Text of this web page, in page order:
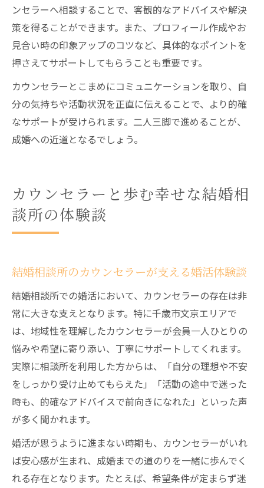
ンセラーへ相談することで、客観的なアドバイスや解決
策を得ることができます。また、プロフィール作成やお
見合い時の印象アップのコツなど、具体的なポイントを
押さえてサポートしてもらうことも重要です。
カウンセラーとこまめにコミュニケーションを取り、自
分の気持ちや活動状況を正直に伝えることで、より的確
なサポートが受けられます。二人三脚で進めることが、
成婚への近道となるでしょう。
カウンセラーと歩む幸せな結婚相
談所の体験談
結婚相談所のカウンセラーが支える婚活体験談
結婚相談所での婚活において、カウンセラーの存在は非
常に大きな支えとなります。特に千歳市文京エリアで
は、地域性を理解したカウンセラーが会員一人ひとりの
悩みや希望に寄り添い、丁寧にサポートしてくれます。
実際に相談所を利用した方からは、「自分の理想や不安
をしっかり受け止めてもらえた」「活動の途中で迷った
時も、的確なアドバイスで前向きになれた」といった声
が多く聞かれます。
婚活が思うように進まない時期も、カウンセラーがいれ
ば安心感が生まれ、成婚までの道のりを一緒に歩んでく
れる存在となります。たとえば、希望条件が定まらず迷